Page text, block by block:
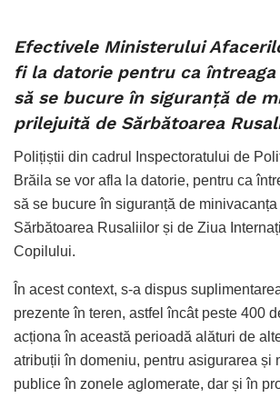
Efectivele Ministerului
fi la datorie pentru ca
să se bucure în siguranță de
prilejuită de Sărbătoarea
Polițiștii din cadrul Inspectoratului de
Brăila se vor afla la datorie, pentru ca
să se bucure în siguranță de
Sărbătoarea Rusaliilor și de Ziua
Copilului.
În acest context, s-a dispus
prezente în teren, astfel încât peste 400
acționa în această perioadă alături de
atribuții în domeniu, pentru asigurarea și
publice în zonele aglomerate, dar și în